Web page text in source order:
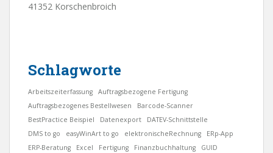
41352 Korschenbroich
Schlagworte
Arbeitszeiterfassung
Auftragsbezogene Fertigung
Auftragsbezogenes Bestellwesen
Barcode-Scanner
BestPractice Beispiel
Datenexport
DATEV-Schnittstelle
DMS to go
easyWinArt to go elektronischeRechnung
ERp-App
ERP-Beratung
Excel Fertigung Finanzbuchhaltung
GUID